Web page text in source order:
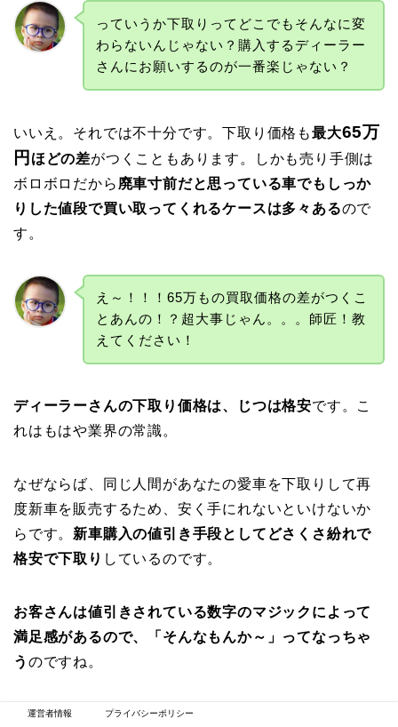
っていうか下取りってどこでもそんなに変
わらないんじゃない？購入するディーラー
さんにお願いするのが一番楽じゃない？
いいえ。それでは不十分です。下取り価格も最大65万
円 ほどの差がつくこともあります。しかも売り手側は
ボロボロだから 廃車寸前だと思っている車でもしっか
りした値段で買い取ってくれるケースは多々あるので
す。
え～！！！65万もの買取価格の差がつくこ
とあんの！？超大事じゃん。。。師匠！教
えてください！
ディーラーさんの下取り価格は、じつは格安です。こ
れはもはや業界の常識。
なぜならば、同じ人間があなたの愛車を下取りして再
度新車を販売するため、安く手にれないといけないか
らです。 新車購入の値引き手段としてどさくさ紛れで
格安で下取り しているのです。
お客さんは値引きされている数字のマジックによって
満足感があるので、「そんなもんか～」ってなっちゃ
う のですね。
運営者情報 プライバシーポリシー